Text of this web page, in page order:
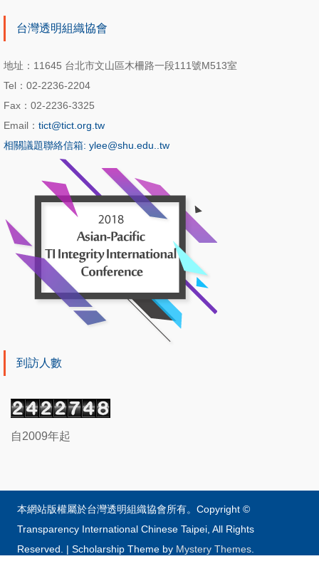
台灣透明組織協會
地址：11645 台北市文山區木柵路一段111號M513室
Tel：02-2236-2204
Fax：02-2236-3325
Email： tict@tict.org.tw
相關議題聯絡信箱: ylee@shu.edu..tw
到訪人數
自2009年起
本網站版權屬於台灣透明組織協會所有。Copyright ©
Transparency International Chinese Taipei, All Rights
Reserved.
|Scholarship Theme by Mystery Themes